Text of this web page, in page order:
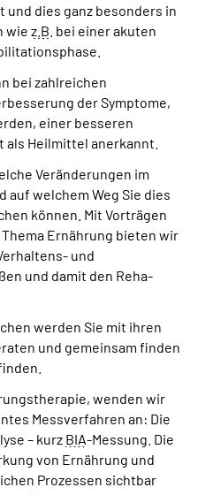
dies ganz besonders in
wie z.B . bei einer akuten
bei zahlreichen
der Symptome,
einer besseren
Heilmittel anerkannt.
Veränderungen im
auf welchem Weg Sie dies
können. Mit Vorträgen
Ernährung bieten wir
und
und damit den Reha-
werden Sie mit ihren
und gemeinsam finden
wenden wir
Messverfahren an: Die
– kurz BIA-Messung. Die
von Ernährung und
Prozessen sichtbar